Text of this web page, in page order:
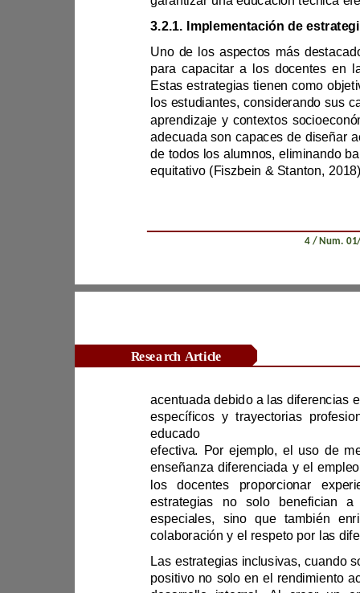
Revista Científica Zambos / Vol. 04
3.2. 1.
los estudi
de todos los alu
equitativo
Research Article
educado
los docentes prop
L